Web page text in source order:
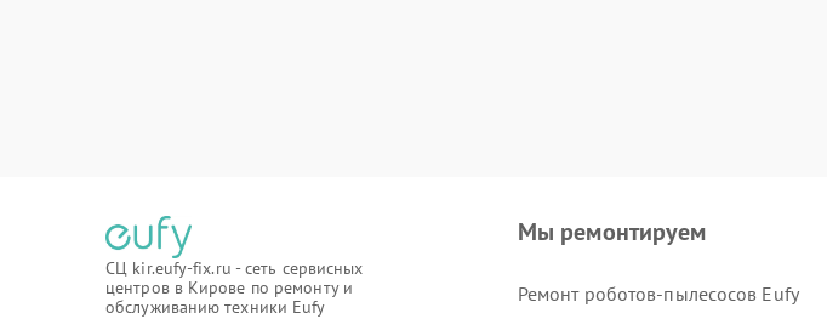
СЦ kir.eufy-fix.ru - сеть сервисных
центров в Кирове по ремонту и
обслуживанию техники Eufy
Мы ремонтируем
Ремонт роботов-пылесосов Eufy